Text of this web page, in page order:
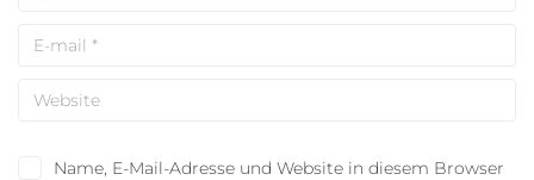
Name, E-Mail-Adresse und Website in diesem Browser